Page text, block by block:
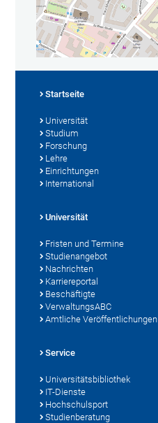
Startseite
Universität
Studium
Forschung
Lehre
Einrichtungen
International
Universität
Fristen und Termine
Studienangebot
Nachrichten
Karriereportal
Beschäftigte
VerwaltungsABC
Amtliche Veröffentlichungen
Service
Universitätsbibliothek
IT-Dienste
Hochschulsport
Studienberatung